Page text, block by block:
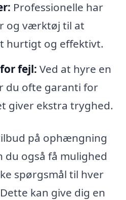
Professionelle har
og værktøj til at
hurtigt og effektivt.
fejl: Ved at hyre en
du ofte garanti for
giver ekstra tryghed.
på ophængning
du også få mulighed
spørgsmål til hver
kan give dig en